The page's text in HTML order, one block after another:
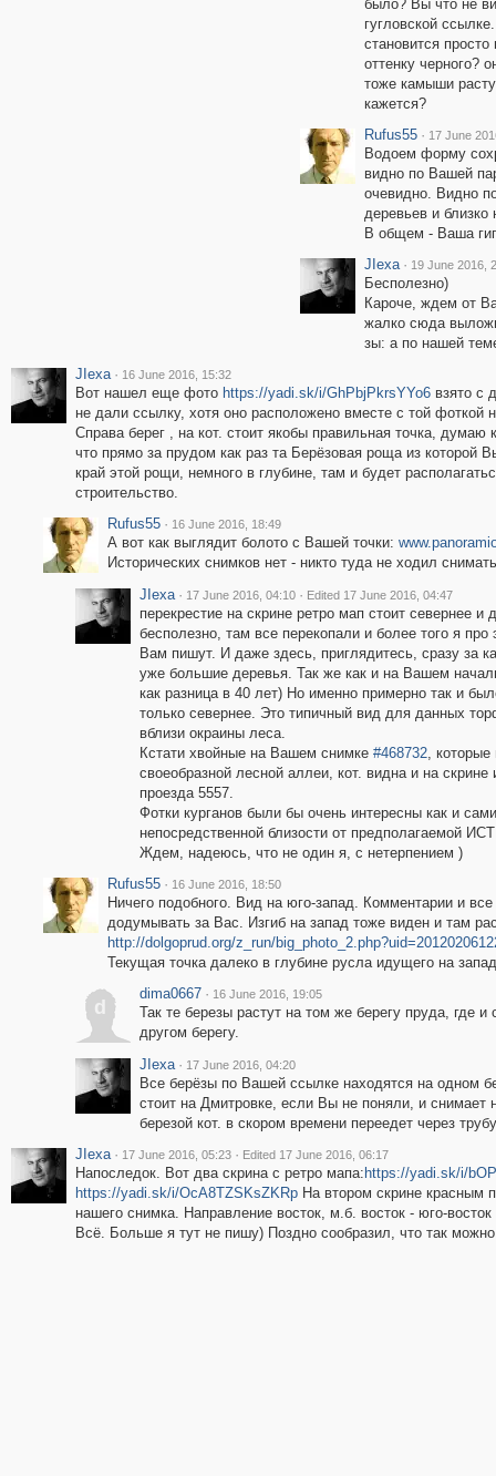
было? Вы что не
гугловской
становится
оттенку черного?
тоже камыши
кажется?
Rufus55 · 17 June
Водоем форму
видно по Вашей
очевидно. Видно
деревьев и близко
В общем - Ваша
JIexa · 19 June 2016,
Бесполезно)
Кароче, ждем от
жалко сюда
зы: а по нашей
JIexa · 16 June 2016, 15:32
Вот нашел еще фото https://yadi.sk/i/GhPbjPkrsYYo6взято с
не дали ссылку, хотя оно расположено вместе с той
Справа берег , на кот. стоит якобы правильная точка,
что прямо за прудом как раз та Берёзовая роща из которой
край этой рощи, немного в глубине, там и будет
строительство.
Rufus55 · 16 June 2016, 18:49
А вот как выглядит болото с Вашей точки:
Исторических снимков нет - никто туда не ходил
JIexa · 17 June 2016, 04:10 · Edited 17 June 2016, 04:47
перекрестие на скрине ретро мап стоит севернее
бесполезно, там все перекопали и более того я
Вам пишут. И даже здесь, приглядитесь, сразу за
уже большие деревья. Так же как и на Вашем
как разница в 40 лет) Но именно примерно так и
только севернее. Это типичный вид для данных
вблизи окраины леса.
Кстати хвойные на Вашем снимке #468732, которые
своеобразной лесной аллеи, кот. видна и на
проезда 5557.
Фотки курганов были бы очень интересны как и
непосредственной близости от предполагаемой
Ждем, надеюсь, что не один я, с нетерпением )
Rufus55 · 16 June 2016, 18:50
Ничего подобного. Вид на юго-запад. Комментарии и
додумывать за Вас. Изгиб на запад тоже виден и там
http://dolgoprud.org/z_run/
Текущая точка далеко в глубине русла идущего на
d
dima0667 · 16 June 2016, 19:05
Так те березы растут на том же берегу пруда, где
другом берегу.
JIexa · 17 June 2016, 04:20
Все берёзы по Вашей ссылке находятся на одном
стоит на Дмитровке, если Вы не поняли, и
березой кот. в скором времени переедет через
JIexa · 17 June 2016, 05:23 · Edited 17 June 2016, 06:17
Напоследок. Вот два скрина с ретро мапа: https://yadi.sk/i/
https://yadi.sk/i/OcA8TZSKsZKRpНа втором скрине красным
нашего снимка. Направление восток, м.б. восток - юго-восток
Всё. Больше я тут не пишу) Поздно сообразил, что так